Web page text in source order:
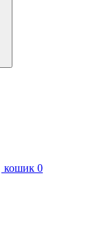
кошик 0